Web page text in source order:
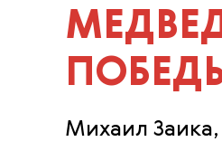
Михаил Заика,